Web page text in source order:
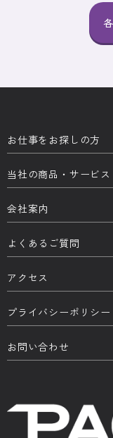
お仕事をお探しの方
当社の商品・サービス
会社案内
よくあるご質問
アクセス
プライバシーポリシー
お問い合わせ